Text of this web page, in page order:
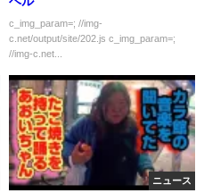
c_img_param=; //img-
c.net/output/site/202.js c_img_param=;
//img-c.net...
ニュース